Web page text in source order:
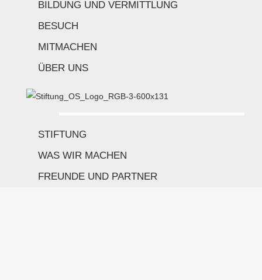
BILDUNG UND VERMITTLUNG
BESUCH
MITMACHEN
ÜBER UNS
STIFTUNG
WAS WIR MACHEN
FREUNDE UND PARTNER